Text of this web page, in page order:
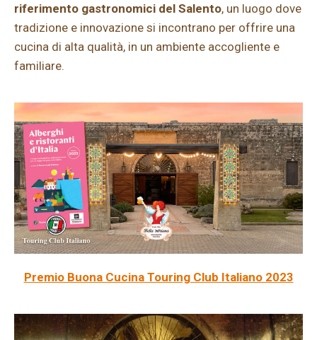
riferimento gastronomici del Salento, un luogo dove
tradizione e innovazione si incontrano per offrire una
cucina di alta qualità, in un ambiente accogliente e
familiare.
Premio Buona Cucina Touring Club Italiano 2023